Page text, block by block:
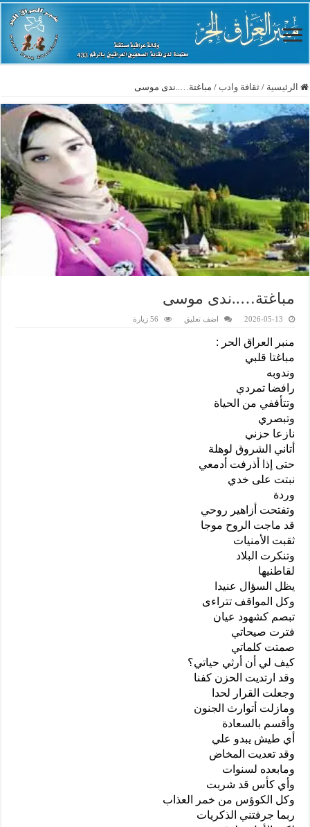
الرئيسية / ثقافة وادب / مباغتة…..ندى موسى
مباغتة…..ندى موسى
2026-05-13 اضف تعليق 56 زيارة
منبر العراق الحر :
مباغتا قلبي
وندوبه
رافضا تمردي
وتتأففي من الحياة
وتبصري
نازعا حزني
أتاني الشروق لوهلة
حتى إذا أذرفت أدمعي
نبتت على خدي
وردة
وتفتحت أزاهير روحي
قد ماجت الروح موجا
ثقبت الأمنيات
وتنكرت البلاد
لقاطنيها
يظل السؤال عنيدا
وكل المواقف تتراءى
تبصم كشهود عيان
فترت صيحاتي
صمتت كلماتي
كيف لي أن أرثي حياتي؟
وقد ارتديت الحزن كفنا
وجعلت القرار لحدا
ومازلت أتوارث الجنون
وأقسم بالسعادة
أي طيش يبدو علي
وقد تعديت المخاض
ومابعده لسنوات
وأي كأس قد شربت
وكل الكوؤس من خمر العذاب
ربما جرفتني الذكريات